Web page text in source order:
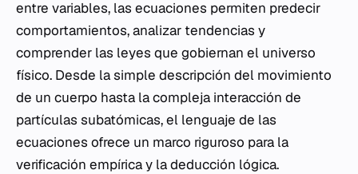
entre variables, las ecuaciones permiten predecir
comportamientos, analizar tendencias y
comprender las leyes que gobiernan el universo
físico. Desde la simple descripción del movimiento
de un cuerpo hasta la compleja interacción de
partículas subatómicas, el lenguaje de las
ecuaciones ofrece un marco riguroso para la
verificación empírica y la deducción lógica.